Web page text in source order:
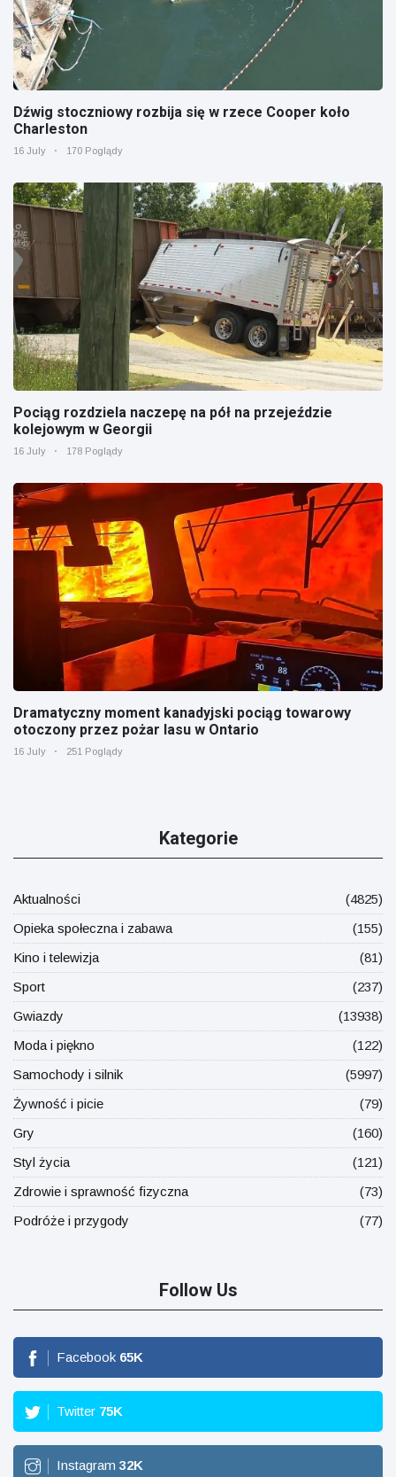
Dźwig stoczniowy rozbija się w rzece Cooper koło
Charleston
16 July 170 Poglądy
Pociąg rozdziela naczepę na pół na przejeździe
kolejowym w Georgii
16 July 178 Poglądy
Dramatyczny moment kanadyjski pociąg towarowy
otoczony przez pożar lasu w Ontario
16 July 251 Poglądy
Kategorie
Aktualności
(4825)
Opieka społeczna i zabawa
(155)
Kino i telewizja
(81)
Sport
(237)
Gwiazdy
(13938)
Moda i piękno
(122)
Samochody i silnik
(5997)
Żywność i picie
(79)
Gry
(160)
Styl życia
(121)
Zdrowie i sprawność fizyczna
(73)
Podróże i przygody
(77)
Follow Us
Facebook 65K
Twitter 75K
Instagram 32K